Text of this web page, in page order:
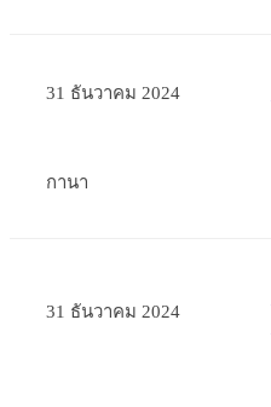
31 ธันวาคม 2024
กานา
31 ธันวาคม 2024